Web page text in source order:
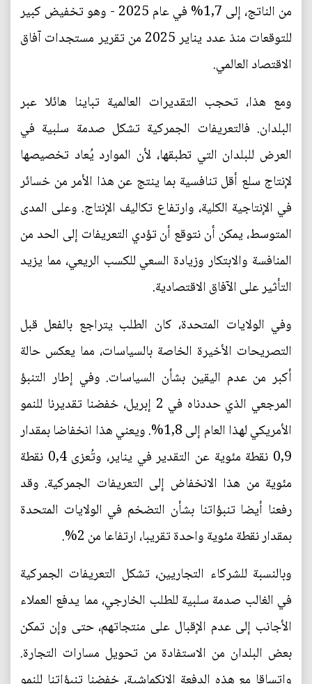
من الناتج، إلى 1,7% في عام 2025 - وهو تخفيض كبير
للتوقعات منذ عدد يناير 2025 من تقرير مستجدات آفاق
الاقتصاد العالمي.
ومع هذا، تحجب التقديرات العالمية تباينا هائلا عبر
البلدان. فالتعريفات الجمركية تشكل صدمة سلبية في
العرض للبلدان التي تطبقها، لأن الموارد يُعاد تخصيصها
لإنتاج سلع أقل تنافسية بما ينتج عن هذا الأمر من خسائر
في الإنتاجية الكلية، وارتفاع تكاليف الإنتاج. وعلى المدى
المتوسط، يمكن أن نتوقع أن تؤدي التعريفات إلى الحد من
المنافسة والابتكار وزيادة السعي للكسب الريعي، مما يزيد
التأثير على الآفاق الاقتصادية.
وفي الولايات المتحدة، كان الطلب يتراجع بالفعل قبل
التصريحات الأخيرة الخاصة بالسياسات، مما يعكس حالة
أكبر من عدم اليقين بشأن السياسات. وفي إطار التنبؤ
المرجعي الذي حددناه في 2 إبريل، خفضنا تقديرنا للنمو
الأمريكي لهذا العام إلى 1,8%. ويعني هذا انخفاضا بمقدار
0,9 نقطة مئوية عن التقدير في يناير، وتُعزى 0,4 نقطة
مئوية من هذا الانخفاض إلى التعريفات الجمركية. وقد
رفعنا أيضا تنبؤاتنا بشأن التضخم في الولايات المتحدة
بمقدار نقطة مئوية واحدة تقريبا، ارتفاعا من 2%.
وبالنسبة للشركاء التجاريين، تشكل التعريفات الجمركية
في الغالب صدمة سلبية للطلب الخارجي، مما يدفع العملاء
الأجانب إلى عدم الإقبال على منتجاتهم، حتى وإن تمكن
بعض البلدان من الاستفادة من تحويل مسارات التجارة.